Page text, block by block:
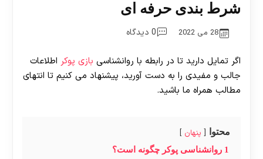
شرط بندی حرفه ای
28 می 2022 0 دیدگاه
اگر تمایل دارید تا در رابطه با روانشناسی بازی پوکر اطلاعات
جالب و مفیدی را به دست آورید، پیشنهاد می کنیم تا انتهای
مطالب همراه ما باشید.
محتوا پنهان
1 روانشناسی پوکر چگونه است؟